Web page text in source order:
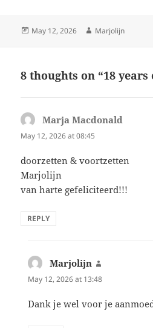
Posted
May 12, 2026 Author
Marjolijn
8 thoughts on “18
Marja Macdonald
May 12, 2026 at 08:45
doorzetten & voortzetten
Marjolijn
van harte gefeliciteerd!!!
REPLY
Marjolijn
May 12, 2026 at 13:48
Dank je wel voor je